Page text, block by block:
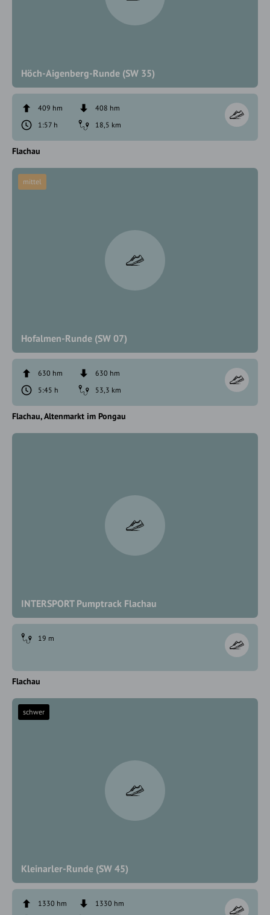
Höch-Aigenberg-Runde (SW 35)
409 hm
408 hm
1:57 h
18,5 km
Flachau
Hofalmen-Runde (SW 07)
mittel
630 hm
630 hm
5:45 h
53,3 km
Flachau Altenmarkt im Pongau
INTERSPORT Pumptrack Flachau
19 m
Flachau
Kleinarler-Runde (SW 45)
schwer
1330 hm
1330 hm